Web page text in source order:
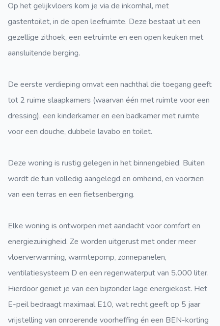
Op het gelijkvloers kom je via de inkomhal, met
gastentoilet, in de open leefruimte. Deze bestaat uit een
gezellige zithoek, een eetruimte en een open keuken met
aansluitende berging.
De eerste verdieping omvat een nachthal die toegang geeft
tot 2 ruime slaapkamers (waarvan één met ruimte voor een
dressing), een kinderkamer en een badkamer met ruimte
voor een douche, dubbele lavabo en toilet.
Deze woning is rustig gelegen in het binnengebied. Buiten
wordt de tuin volledig aangelegd en omheind, en voorzien
van een terras en een fietsenberging.
Elke woning is ontworpen met aandacht voor comfort en
energiezuinigheid. Ze worden uitgerust met onder meer
vloerverwarming, warmtepomp, zonnepanelen,
ventilatiesysteem D en een regenwaterput van 5.000 liter.
Hierdoor geniet je van een bijzonder lage energiekost. Het
E-peil bedraagt maximaal E10, wat recht geeft op 5 jaar
vrijstelling van onroerende voorheffing én een BEN-korting